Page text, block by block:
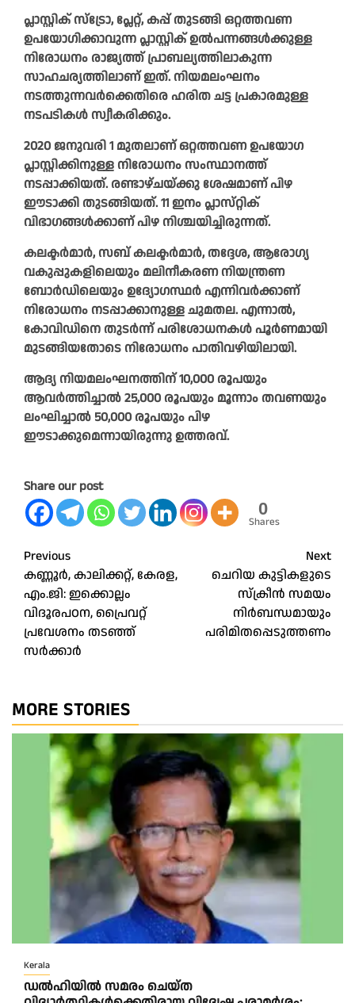
പ്ലാസ്റ്റിക് സ്ട്രോ, പ്ലേറ്റ്, കപ്പ് തുടങ്ങി ഒറ്റത്തവണ
ഉപയോഗിക്കാവുന്ന പ്ലാസ്റ്റിക് ഉൽപന്നങ്ങ‍ൾക്കുള്ള
നിരോധനം രാജ്യത്ത് പ്രാബല്യത്തിലാകുന്ന
സാഹചര്യത്തിലാണ് ഇത്. നിയമലംഘനം
നടത്തുന്നവർക്കെതിരെ ഹരിത ചട്ട പ്രകാരമുള്ള
നടപടികൾ സ്വീകരിക്കും.
2020 ജനുവരി 1 മുതലാണ് ഒറ്റത്തവണ ഉപയോഗ
പ്ലാസ്റ്റി‍ക്കിനുള്ള നിരോധനം സംസ്ഥാനത്ത്
നടപ്പാക്കിയത്. രണ്ടാഴ്ചയ്ക്കു ശേഷമാണ് പിഴ
ഈടാക്കി തുടങ്ങിയത്. 11 ഇനം പ്ലാസ്‍റ്റിക്
വിഭാഗങ്ങൾക്കാ‍ണ് പിഴ നിശ്ചയിച്ചിരുന്നത്.
കലക്ടർമാർ, സബ് കലക്ടർമാർ, തദ്ദേശ, ആരോഗ്യ
വകുപ്പുകളിലെയും മലിനീകരണ നിയന്ത്രണ
ബോർഡിലെയും ഉദ്യോഗസ്ഥർ എന്നിവർക്കാണ്
നിരോധനം നടപ്പാക്കാനുള്ള ചുമതല. എന്നാൽ,
കോവിഡിനെ തുടർന്ന് പരിശോധനകൾ പൂർണമായി
മുടങ്ങിയതോടെ നിരോധനം പാതിവഴി‍യിലായി.
ആദ്യ നിയമലംഘനത്തിന് 10,000 രൂപയും
ആവർത്തിച്ചാൽ 25,000 രൂപയും മൂന്നാം തവണയും
ലംഘിച്ചാൽ 50,000 രൂപയും പിഴ
ഈടാക്കുമെന്നാ‍യിരുന്നു ഉത്തരവ്.
Share our post
0
Shares
Post
navigation
Previous
കണ്ണൂർ, കാലിക്കറ്റ്, കേരള,
എം.ജി: ഇക്കൊല്ലം
വിദൂരപഠന, പ്രൈവറ്റ്
പ്രവേശനം തടഞ്ഞ്
സർക്കാർ
Next
ചെറിയ കുട്ടികളുടെ
സ്‌ക്രീൻ സമയം
നിർബന്ധമായും
പരിമിതപ്പെടുത്തണം
MORE STORIES
Kerala
ഡൽഹിയിൽ സമരം ചെയ്ത